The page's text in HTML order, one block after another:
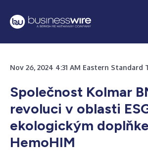
Nov 26, 2024 4:31 AM Eastern Standard
Společnost Kolmar
revoluci v oblasti
ekologickým
HemoHIM